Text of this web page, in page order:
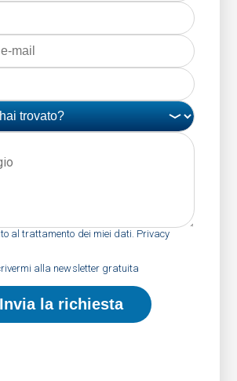
al trattamento dei miei dati. Privacy
alla newsletter gratuita
Invia la richiesta